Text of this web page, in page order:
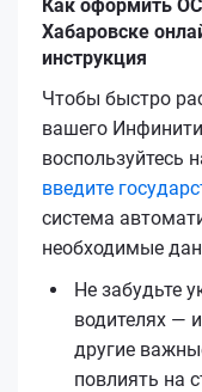
Как оформить
Хабаровске
инструкция
Чтобы быстро
вашего
воспользуйтесь
введите
система
необходимые
Не забудьте
водителях —
другие
повлиять на